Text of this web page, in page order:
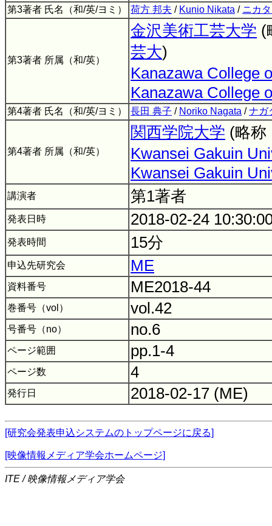
第3著者 氏名（和/英/ヨミ） 荷方 邦夫 / Kunio Nikata / ニカ
第3著者 所属（和/英）
金沢美術工芸大学 (
芸大)
Kanazawa College
Kanazawa College
第4著者 氏名（和/英/ヨミ） 長田 典子 / Noriko Nagata /ナガ
第4著者 所属（和/英）
関西学院大学 (略
Kwansei Gakuin
Kwansei Gakuin
講演者 第1著者
発表日時 2018-02-24
発表時間 15分
申込先研究会 ME
資料番号 ME2018-44
巻番号（vol） vol.42
号番号（no） no.6
ページ範囲 pp.1-4
ページ数 4
発行日 2018-02-17 (ME)
[研究会発表申込システムのトップページに戻る]
[映像情報メディア学会ホームページ]
ITE / 映像情報メディア学会